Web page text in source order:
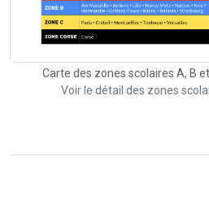
Carte des zones scolaires A, B
Voir le détail des zones